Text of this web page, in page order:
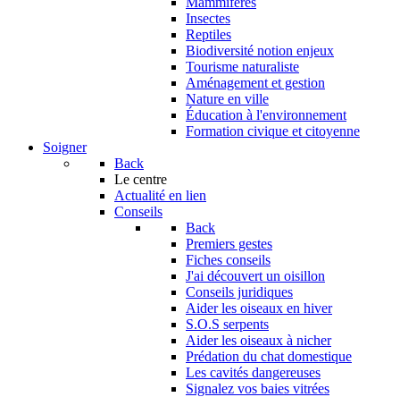
Insectes
Reptiles
Biodiversité notion enjeux
Tourisme naturaliste
Aménagement et gestion
Nature en ville
Éducation à l'environnement
Formation civique et citoyenne
Soigner
Back
Le centre
Actualité en lien
Conseils
Back
Premiers gestes
Fiches conseils
J'ai découvert un oisillon
Conseils juridiques
Aider les oiseaux en hiver
S.O.S serpents
Aider les oiseaux à nicher
Prédation du chat domestique
Les cavités dangereuses
Signalez vos baies vitrées